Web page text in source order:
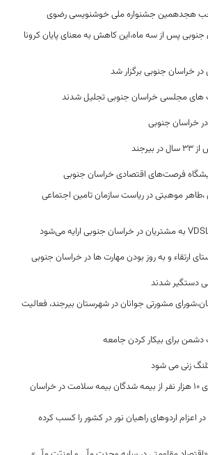
هجدهمین جشنواره ملی خوشنویسی رضوی
جنوبی پس از سه ماه،این کاهش به معنای پایان کرونا
های مجلسی خراسان جنوبی تجلیل شدند
خراسان جنوبی
فرصت‌های اقتصادی خراسان جنوبی
موهبتی در ریاست سازمان تامین اجتماعی
ارتقاء و به روز بودن مهارت ها در خراسان جنوبی
مشورتی جوانان در شهرستان بیرجند، فعالیت
برای بیکار کردن جامعه
زنی می شود
اجرای طرح نظام ارجاع برای ۱۰ هزار نفر از بیمه شدگان بیمه سلامت در خراسان
اعزام اردوهای راهیان نور در کشور را کسب کرده